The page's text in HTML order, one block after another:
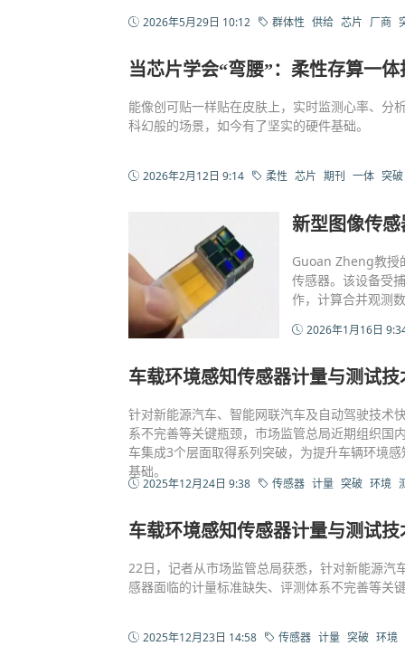
2026年5月29日 10:12 群体性 供给 芯片 厂商
当芯片学会“弯腰”：柔性存算一
能像创可贴一样贴在皮肤上，实时监测心率、
科幻般的场景，如今有了坚实的硬件基础。
2026年2月12日 9:14 柔性 芯片 期刊 一体 突破
新型图像传
Guoan Zheng教授
传感器。该设备受
作，计算合并观测
2026年1月16日
车载环境感知传感器计量与测试技
针对新能源汽车、智能网联汽车及自动驾驶技术
系不完善等关键瓶颈，市场监管总局近期组织国
车集成3个层面取得系列突破，为提升车辆环境
基础。
2025年12月24日 9:38 传感器 计量 突破 环境
车载环境感知传感器计量与测试技
22日，记者从市场监管总局获悉，针对新能源
感器面临的计量标准缺失、评测体系不完善等
2025年12月23日 14:58 传感器 计量 突破 环境